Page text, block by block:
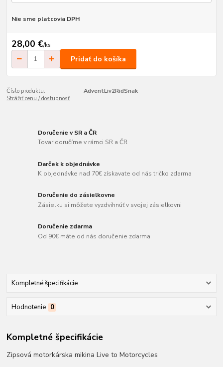
Nie sme platcovia DPH
28,00 €/ks
Pridať do košíka
Číslo produktu:
AdventLiv2RidSnak
Strážiť cenu / dostupnosť
Doručenie v SR a ČR
Tovar doručíme v rámci SR a ČR
Darček k objednávke
K objednávke nad 70€ získavate od nás tričko zdarma
Doručenie do zásielkovne
Zásielku si môžete vyzdvihnúť v svojej zásielkovni
Doručenie zdarma
Od 90€ máte od nás doručenie zdarma
Kompletné špecifikácie
Hodnotenie 0
Kompletné špecifikácie
Zipsová motorkárska mikina Live to Motorcycles